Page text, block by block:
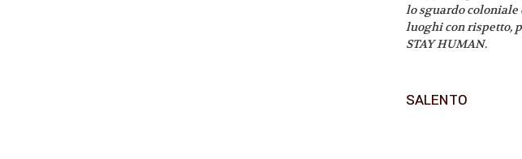
lo sguardo coloniale
luoghi con rispetto,
STAY HUMAN.
SALENTO